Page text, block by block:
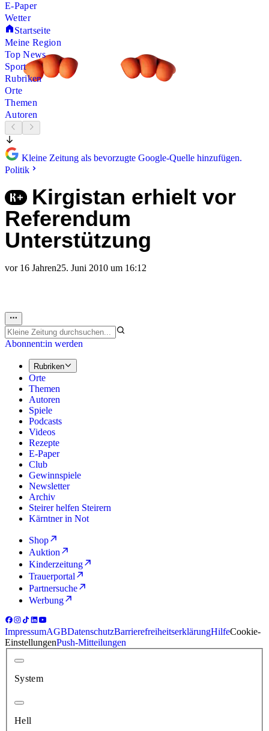
E-Paper
Wetter
Startseite
Meine Region
Top News
Sport
Rubriken
Orte
Themen
Autoren
Kleine Zeitung als bevorzugte Google-Quelle hinzufügen.
Politik
Kirgistan erhielt vor
Referendum
Unterstützung
vor 16 Jahren25. Juni 2010 um 16:12
Abonnent:in werden
Rubriken
Orte
Themen
Autoren
Spiele
Podcasts
Videos
Rezepte
E-Paper
Club
Gewinnspiele
Newsletter
Archiv
Steirer helfen Steirern
Kärntner in Not
Shop
Auktion
Kinderzeitung
Trauerportal
Partnersuche
Werbung
ImpressumAGBDatenschutzBarrierefreiheitserklärungHilfeCookie-
EinstellungenPush-Mitteilungen
System
Hell